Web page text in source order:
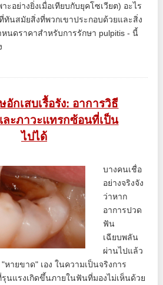
ะอย่างยิ่งเมื่อเทียบกับยุคโซเวียต) อะไร
ทันสมัยสิ่งที่พวกเขาประกอบด้วยและสิ่ง
นดราคาสำหรับการรักษา pulpitis - นี้
อักเสบเรื้อรัง: อาการวิธี
ละภาวะแทรกซ้อนที่เป็น
ไปได้
บางคนเชื่อ
อย่างจริงจัง
ว่าหาก
อาการปวด
ฟัน
เฉียบพลัน
ผ่านไปแล้ว
ายขาด" เอง ในความเป็นจริงการ
นแรงเกิดขึ้นภายในฟันที่มองไม่เห็นด้วย